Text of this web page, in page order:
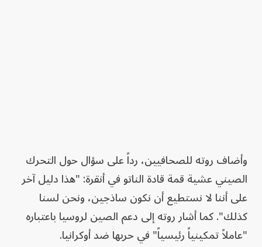
وأضاف روته للصحافيين، رداً على سؤال حول التحرك
الصيني عشية قمة قادة الناتو في أنقرة: "هذا دليل آخر
على أننا لا نستطيع أن نكون ساذجين، ونحن لسنا
كذلك". كما أشار روته إلى دعم الصين لروسيا باعتباره
"عاملاً تمكينياً رئيسياً" في حربها ضد أوكرانيا.